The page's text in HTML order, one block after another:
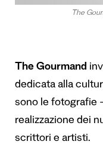
The
The Gourmand
dedicata alla
sono le fotografie
realizzazione dei
scrittori e artisti.